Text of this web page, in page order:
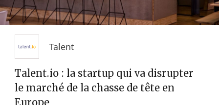
Talent
Talent.io : la startup qui va disrupter
le marché de la chasse de tête en
Europe